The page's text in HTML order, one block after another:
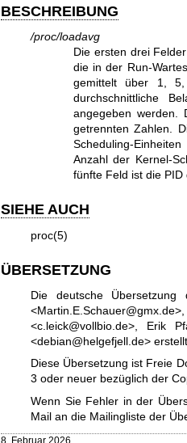
BESCHREIBUNG
/proc/loadavg
Die ersten drei
die in der Run-
gemittelt über 1,
durchschnittliche
angegeben werden.
getrennten Zahlen.
Scheduling-
Anzahl der Kernel-
fünfte Feld ist die
SIEHE AUCH
proc(5)
ÜBERSETZUNG
Die deutsche
<c.leick@vollbio.de>, Erik
<debian@helgefjell.de> erstellt.
Diese Übersetzung ist Freie
3 oder neuer bezüglich der
Wenn Sie Fehler in der
Mail an die Mailingliste der
8. Februar 2026